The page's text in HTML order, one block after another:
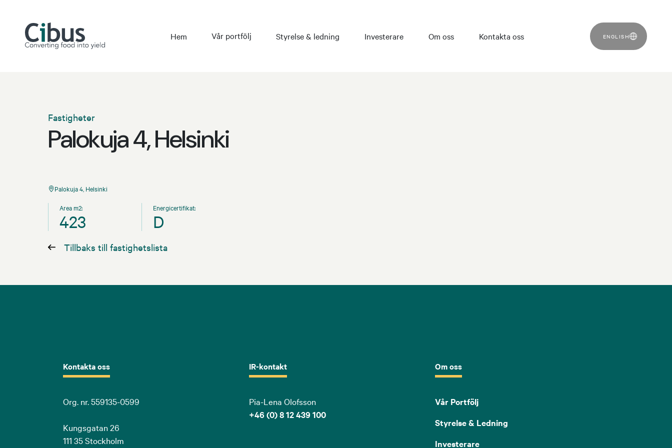
Hem Vår portfölj Styrelse & ledning Investerare Om oss Kontakta oss ENGLISH
Fastigheter
Palokuja 4, Helsinki
Palokuja 4, Helsinki
Area m2:
423
Energicertifikat:
D
Tillbaks till fastighetslista
Kontakta oss
Org. nr. 559135-0599
Kungsgatan 26
111 35 Stockholm
IR-kontakt
Pia-Lena Olofsson
+46 (0) 8 12 439 100
Om oss
Vår Portfölj
Styrelse & Ledning
Investerare